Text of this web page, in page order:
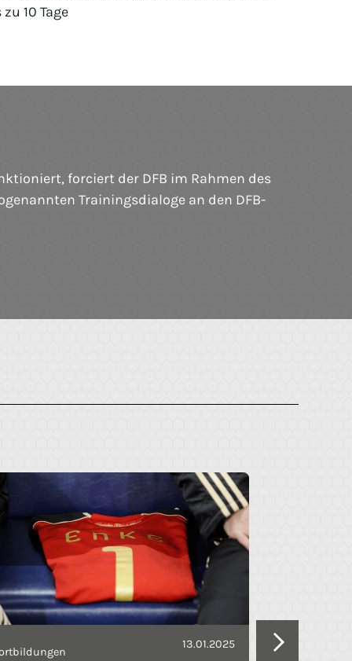
10 Tage
forciert der DFB im Rahmen des
Trainingsdialoge an den DFB-
13.01.2025